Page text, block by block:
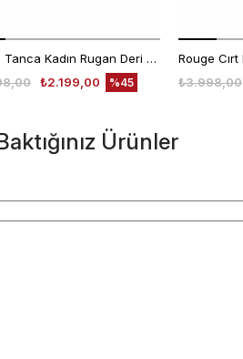
Kemal Tanca Kadın Rugan Deri Neolit Taban Pudra Sandalet
₺2.199,00
%45 ₺3.998,00
Ürünler